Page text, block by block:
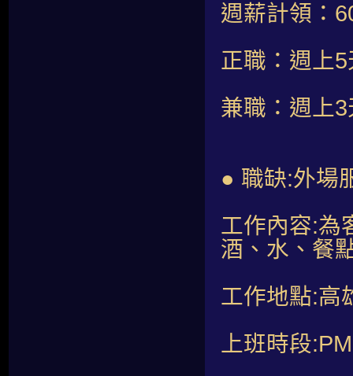
週薪計領：
正職：週上
兼職：週上
● 職缺:外場
工作內容:為
酒、水、餐
工作地點:高
上班時段